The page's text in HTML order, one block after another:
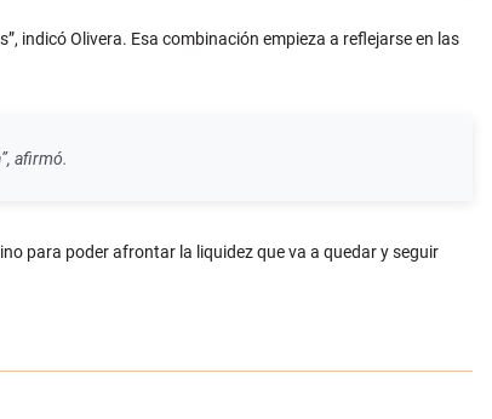
indicó Olivera. Esa combinación empieza a reflejarse en las
afirmó.
para poder afrontar la liquidez que va a quedar y seguir